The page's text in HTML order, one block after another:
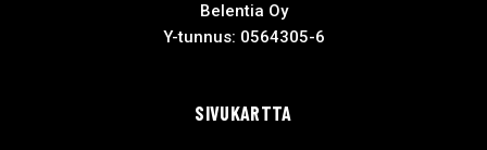
Belentia Oy
Y-tunnus: 0564305-6
SIVUKARTTA